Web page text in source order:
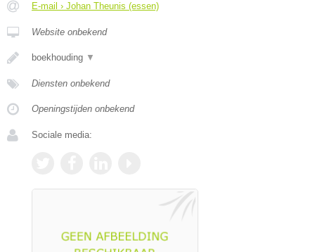
E-mail › Johan Theunis (essen)
Website onbekend
boekhouding ▼
Diensten onbekend
Openingstijden onbekend
Sociale media: